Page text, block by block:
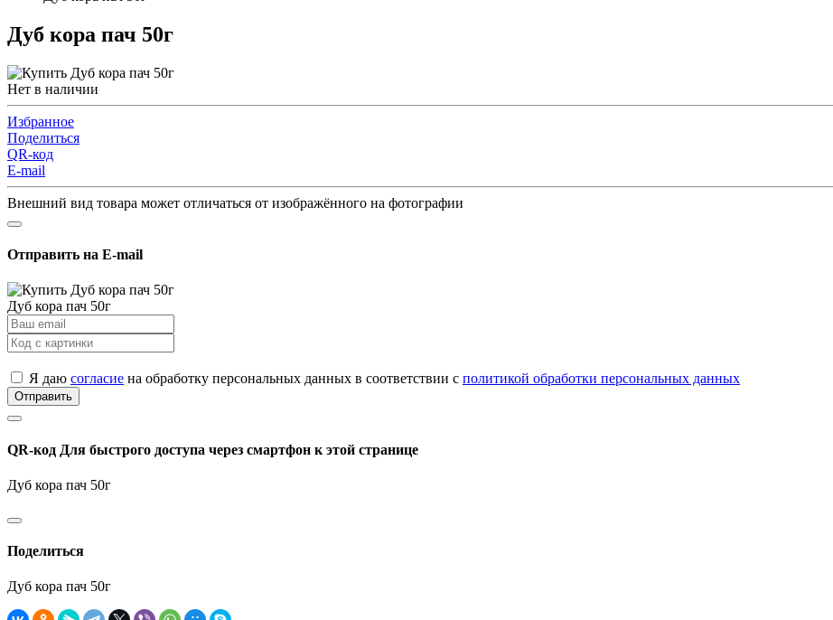
Дуб кора пач 50г
Нет в наличии
Избранное
Поделиться
QR-код
E-mail
Внешний вид товара может отличаться от изображённого на фотографии
Отправить на E-mail
Дуб кора пач 50г
Я даю согласие на обработку персональных данных в соответствии с политикой обработки персональных данных
Отправить
QR-код Для быстрого доступа через смартфон к этой странице
Дуб кора пач 50г
Поделиться
Дуб кора пач 50г